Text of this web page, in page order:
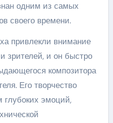
одним из самых
своего времени.
привлекли внимание
зрителей, и он быстро
композитора
Его творчество
глубоких эмоций,